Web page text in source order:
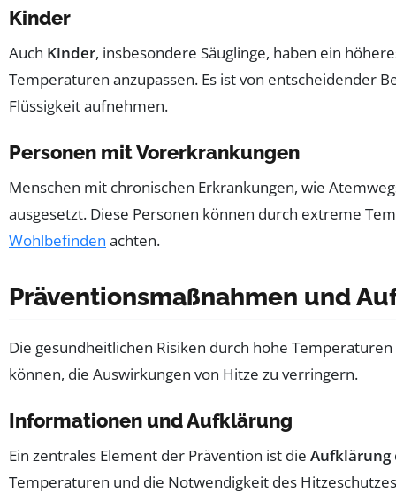
Kinder
Auch Kinder, insbesondere Säuglinge, haben ein
Temperaturen anzupassen. Es ist von entscheidender
Flüssigkeit aufnehmen.
Personen mit Vorerkrankungen
Menschen mit chronischen Erkrankungen, wie
ausgesetzt. Diese Personen können durch extreme
Wohlbefinden achten.
Präventionsmaßnahmen und
Die gesundheitlichen Risiken durch hohe
können, die Auswirkungen von Hitze zu verringern.
Informationen und Aufklärung
Ein zentrales Element der Prävention ist die Aufklärung
Temperaturen und die Notwendigkeit des